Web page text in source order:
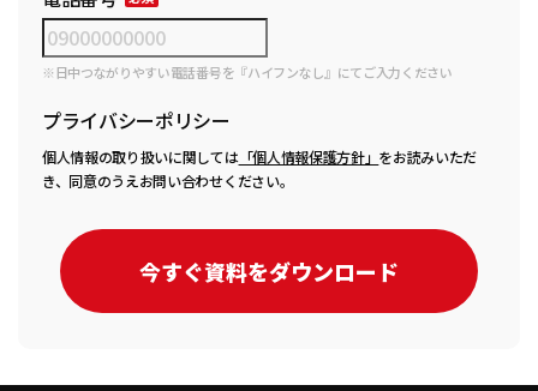
※日中つながりやすい電話番号を『ハイフンなし』にてご入力ください
プライバシーポリシー
個人情報の取り扱いに関しては「個人情報保護方針」 をお読みいただ
き、同意のうえお問い合わせください。